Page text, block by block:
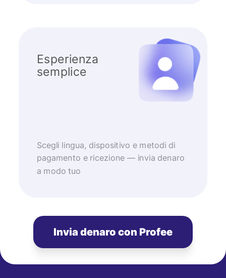
Esperienza
semplice
Scegli lingua, dispositivo e metodi di
pagamento e ricezione — invia denaro
a modo tuo
Invia denaro con Profee